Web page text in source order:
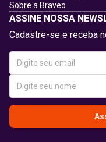
Sobre a Braveo
ASSINE NOSSA
Cadastre-se e receba